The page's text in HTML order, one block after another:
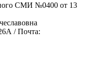
СМИ №0400 от 13
/ Почта: